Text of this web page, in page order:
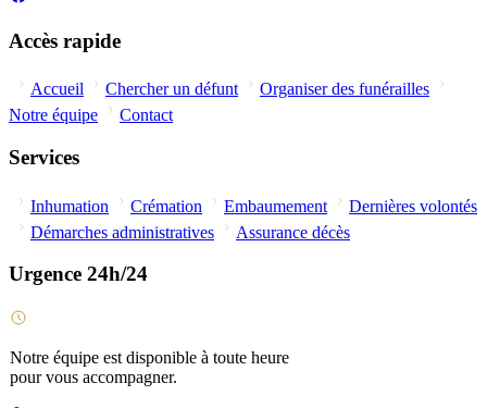
Accès rapide
Accueil Chercher un défunt
Organiser des funérailles
Notre équipe
Contact
Services
Inhumation Crémation Embaumement
Dernières volontés
Démarches administratives
Assurance décès
Urgence 24h/24
Notre équipe est disponible à toute heure
pour vous accompagner.